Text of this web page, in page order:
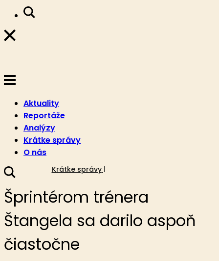
Aktuality
Reportáže
Analýzy
Krátke správy
O nás
Krátke správy
Šprintérom trénera
Štangela sa darilo aspoň
čiastočne